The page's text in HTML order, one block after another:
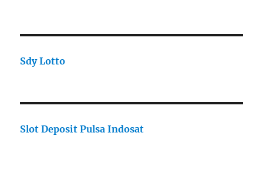
Sdy Lotto
Slot Deposit Pulsa Indosat